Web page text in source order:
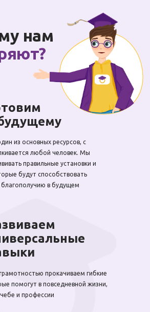
нам
из основных ресурсов, с
любой человек. Мы
правильные установки и
будут способствовать
в будущем
прокачиваем гибкие
помогут в повседневной жизни,
и профессии